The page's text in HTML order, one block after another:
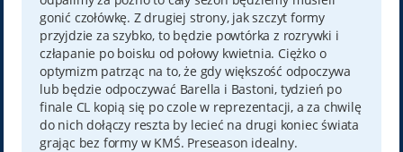
gonić czołówkę. Z drugiej strony, jak szczyt formy
przyjdzie za szybko, to będzie powtórka z rozrywki i
człapanie po boisku od połowy kwietnia. Ciężko o
optymizm patrząc na to, że gdy większość odpoczywa
lub będzie odpoczywać Barella i Bastoni, tydzień po
finale CL kopią się po czole w reprezentacji, a za chwilę
do nich dołączy reszta by lecieć na drugi koniec świata
grając bez formy w KMŚ. Preseason idealny.